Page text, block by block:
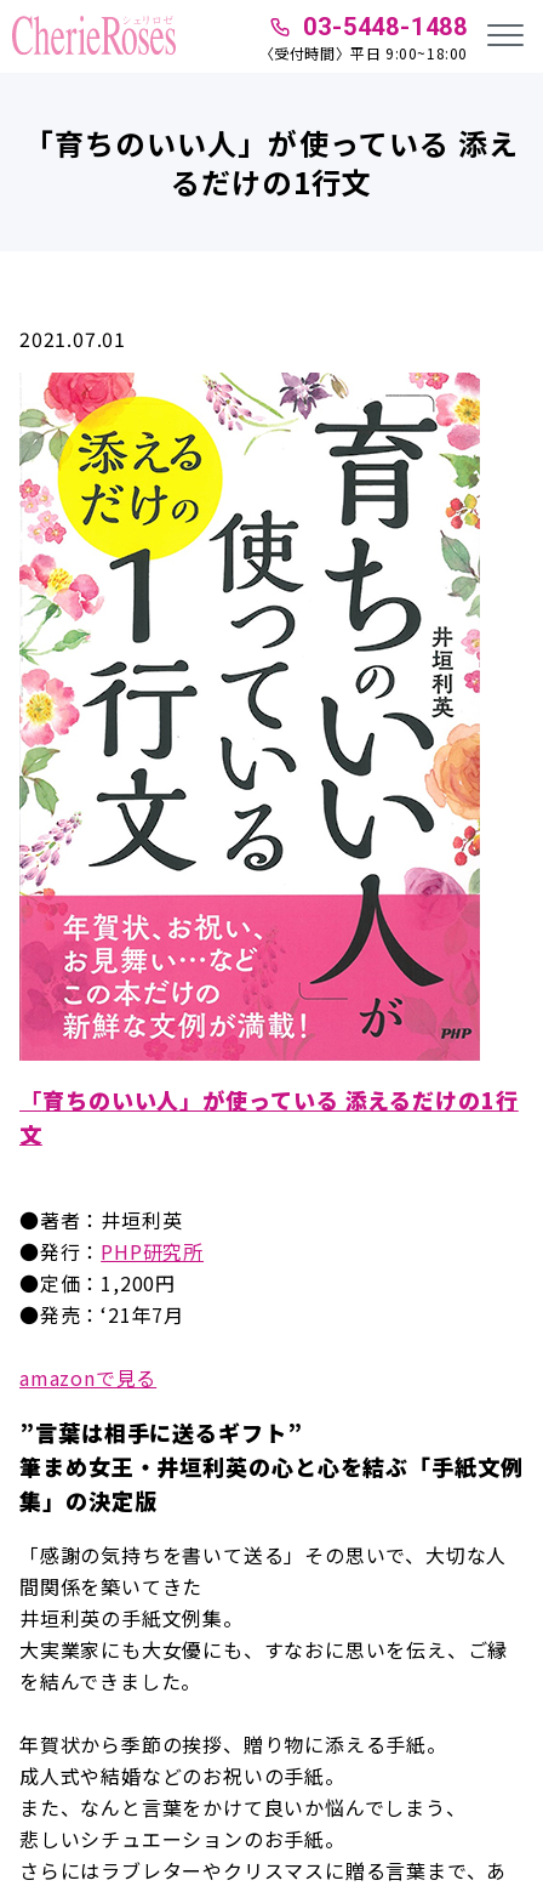
03-5448-1488
〈受付時間〉平日 9:00~18:00
「育ちのいい人」が使っている 添え
るだけの1行文
2021.07.01
「育ちのいい人」が使っている 添えるだけの1行
文
●著者：井垣利英
●発行： PHP研究所
●定価：1,200円
●発売：‘21年7月
amazonで見る
”言葉は相手に送るギフト”
筆まめ女王・井垣利英の心と心を結ぶ「手紙文例
集」の決定版
「感謝の気持ちを書いて送る」その思いで、大切な人
間関係を築いてきた
井垣利英の手紙文例集。
大実業家にも大女優にも、すなおに思いを伝え、ご縁
を結んできました。
年賀状から季節の挨拶、贈り物に添える手紙。
成人式や結婚などのお祝いの手紙。
また、なんと言葉をかけて良いか悩んでしまう、
悲しいシチュエーションのお手紙。
さらにはラブレターやクリスマスに贈る言葉まで、あ